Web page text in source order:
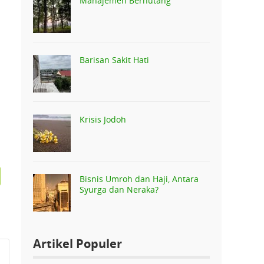
Barisan Sakit Hati
Krisis Jodoh
Bisnis Umroh dan Haji, Antara
Syurga dan Neraka?
Artikel Populer